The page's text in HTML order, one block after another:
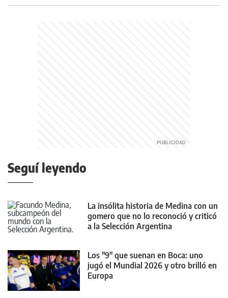
Seguí leyendo
La insólita historia de Medina con un
gomero que no lo reconoció y criticó
a la Selección Argentina
Los "9" que suenan en Boca: uno
jugó el Mundial 2026 y otro brilló en
Europa